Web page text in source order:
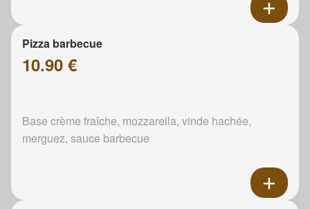
Pizza barbecue
10.90 €
Base crème fraîche, mozzarella, vinde hachée,
merguez, sauce barbecue